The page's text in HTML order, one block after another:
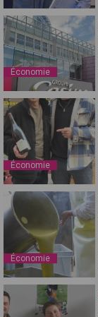
Économie
Économie
Économie